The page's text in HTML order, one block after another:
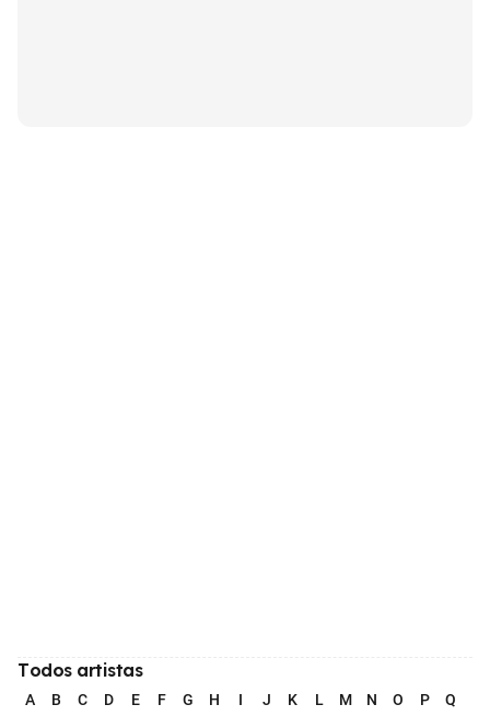
Todos artistas
A B C D E F G H I J K L M N O P Q